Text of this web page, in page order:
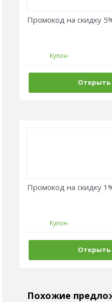
Промокод на скидку
Купон
Открыть
Промокод на скидку
Купон
Открыть
Похожие